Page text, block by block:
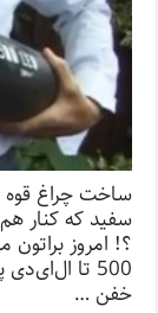
سفید که کنار
؟! امروز
500 تا
خفن …